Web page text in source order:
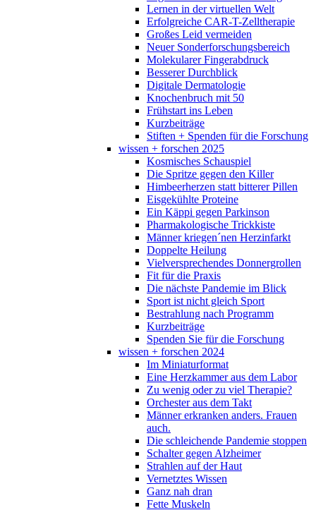
Lernen in der virtuellen Welt
Erfolgreiche CAR-T-Zelltherapie
Großes Leid vermeiden
Neuer Sonderforschungsbereich
Molekularer Fingerabdruck
Besserer Durchblick
Digitale Dermatologie
Knochenbruch mit 50
Frühstart ins Leben
Kurzbeiträge
Stiften + Spenden für die Forschung
wissen + forschen 2025
Kosmisches Schauspiel
Die Spritze gegen den Killer
Himbeerherzen statt bitterer Pillen
Eisgekühlte Proteine
Ein Käppi gegen Parkinson
Pharmakologische Trickkiste
Männer kriegen´nen Herzinfarkt
Doppelte Heilung
Vielversprechendes Donnergrollen
Fit für die Praxis
Die nächste Pandemie im Blick
Sport ist nicht gleich Sport
Bestrahlung nach Programm
Kurzbeiträge
Spenden Sie für die Forschung
wissen + forschen 2024
Im Miniaturformat
Eine Herzkammer aus dem Labor
Zu wenig oder zu viel Therapie?
Orchester aus dem Takt
Männer erkranken anders. Frauen
auch.
Die schleichende Pandemie stoppen
Schalter gegen Alzheimer
Strahlen auf der Haut
Vernetztes Wissen
Ganz nah dran
Fette Muskeln